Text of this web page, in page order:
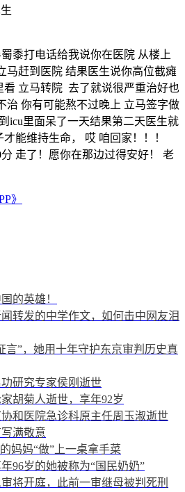
黍打电话给我说你在医院 从楼上
马赶到医院 结果医生说你高位截瘫
看 立马转院 去了就说很严重治好也
治 你有可能熬不过晚上 立马签字做
icu里面呆了一天结果第二天医生就
能维持生命， 哎 咱回家！！！
分 走了！愿你在那边过得安好！ 老
》
的英雄！
转发的中学作文，如何击中网友泪
言”，她用十年守护东京审判历史真
研究专家侯刚逝世
胡菊人逝世，享年92岁
和医院急诊科原主任周玉淑逝世
满敬意
妈妈“做”上一桌拿手菜
96岁的她被称为“国民奶奶”
将开庭，此前一审继母被判死刑